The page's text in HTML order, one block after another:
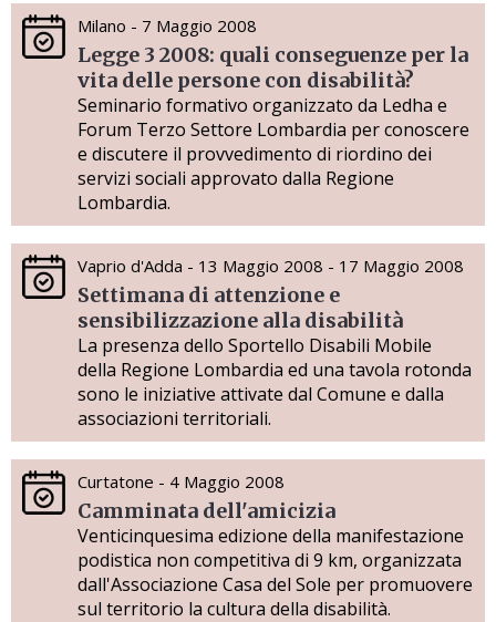
Milano - 7 Maggio 2008
Legge 3 2008: quali conseguenze per la
vita delle persone con disabilità?
Seminario formativo organizzato da Ledha e
Forum Terzo Settore Lombardia per conoscere
e discutere il provvedimento di riordino dei
servizi sociali approvato dalla Regione
Lombardia.
Vaprio d'Adda - 13 Maggio 2008 - 17 Maggio 2008
Settimana di attenzione e
sensibilizzazione alla disabilità
La presenza dello Sportello Disabili Mobile
della Regione Lombardia ed una tavola rotonda
sono le iniziative attivate dal Comune e dalla
associazioni territoriali.
Curtatone - 4 Maggio 2008
Camminata dell'amicizia
Venticinquesima edizione della manifestazione
podistica non competitiva di 9 km, organizzata
dall'Associazione Casa del Sole per promuovere
sul territorio la cultura della disabilità.